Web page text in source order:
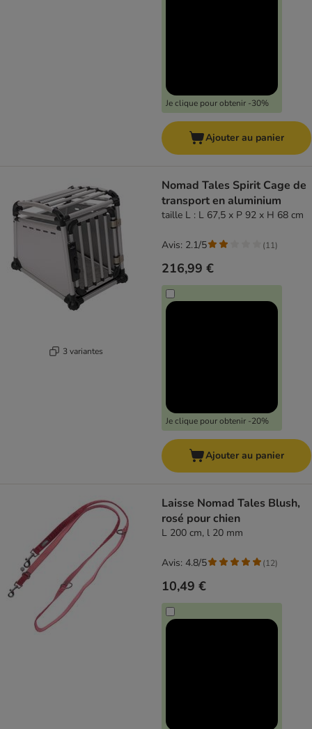
Je clique pour obtenir -30%
Ajouter au panier
3 variantes
Nomad Tales Spirit Cage de
transport en aluminium
taille L : L 67,5 x P 92 x H 68 cm
216,99 €
Je clique pour obtenir -20%
Avis: 2.1/5 (11)
Ajouter au panier
Laisse Nomad Tales Blush,
rosé pour chien
L 200 cm, l 20 mm
10,49 €
Avis: 4.8/5 (12)